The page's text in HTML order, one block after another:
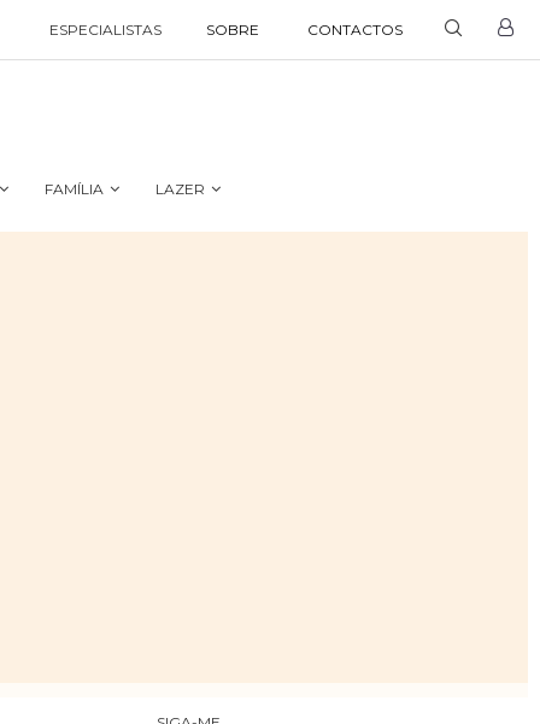
ESPECIALISTAS SOBRE CONTACTOS
FAMÍLIA LAZER